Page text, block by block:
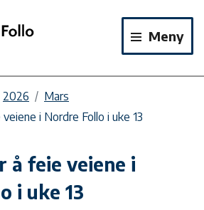
Meny
2026
Mars
i Nordre Follo i uke 13
å feie veiene i
i uke 13